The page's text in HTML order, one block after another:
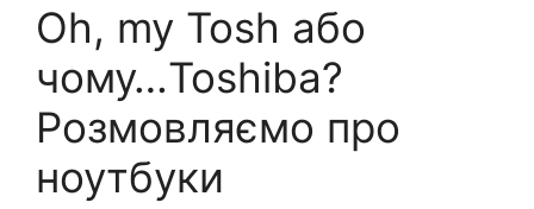
Oh, my Tosh або
чому…Toshiba?
Розмовляємо про
ноутбуки